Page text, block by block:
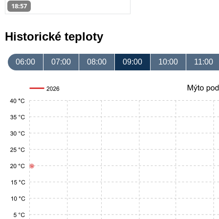
18:57
Historické teploty
06:00 07:00 08:00 09:00 10:00 11:00